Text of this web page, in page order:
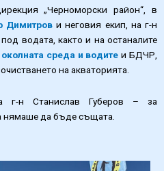
„Черноморски район“, в
Димитров и неговия екип, на г-н
водата, както и на останалите
среда и водите и БДЧР,
на акваторията.
г-н Станислав Губеров – за
нямаше да бъде същата.